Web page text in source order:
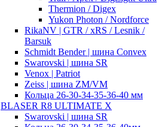
Thermion / Digex
Yukon Photon / Nordforce
RikaNV | GTR / xRS / Lesnik /
Barsuk
Schmidt Bender | шина Convex
Swarovski | шина SR
Venox | Patriot
Zeiss | шина ZM/VM
Кольца 26-30-34-35-36-40 мм
BLASER R8 ULTIMATE X
Swarovski | шина SR